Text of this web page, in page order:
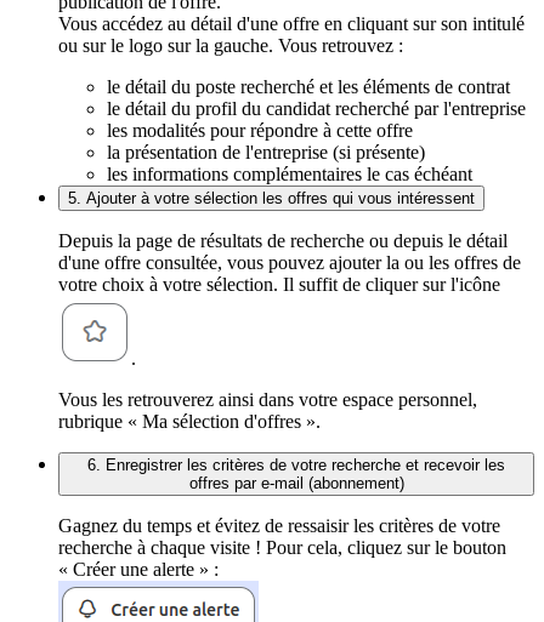
Vous accédez au détail d'une offre en cliquant sur son intitulé
ou sur le logo sur la gauche. Vous retrouvez :
le détail du poste recherché et les éléments de contrat
le détail du profil du candidat recherché par l'entreprise
les modalités pour répondre à cette offre
la présentation de l'entreprise (si présente)
les informations complémentaires le cas échéant
5. Ajouter à votre sélection les offres qui vous intéressent
Depuis la page de résultats de recherche ou depuis le détail
d'une offre consultée, vous pouvez ajouter la ou les offres de
votre choix à votre sélection. Il suffit de cliquer sur l'icône
.
Vous les retrouverez ainsi dans votre espace personnel,
rubrique « Ma sélection d'offres ».
6. Enregistrer les critères de votre recherche et recevoir les
offres par e-mail (abonnement)
Gagnez du temps et évitez de ressaisir les critères de votre
recherche à chaque visite ! Pour cela, cliquez sur le bouton
« Créer une alerte » :